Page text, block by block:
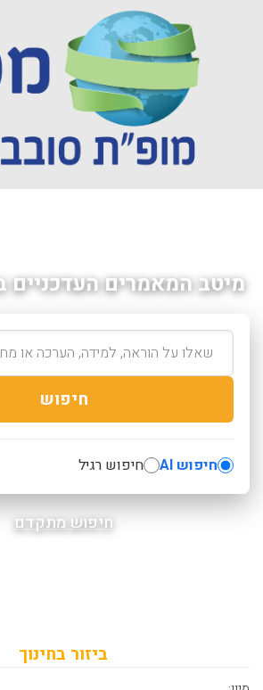
מיטב המאמרים העדכניים
חיפוש
חיפוש AI חיפוש רגיל
חיפוש מתקדם
ביזור בחינוך